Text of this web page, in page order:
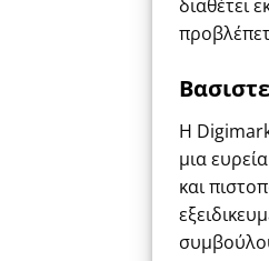
διαθέτει
Η
μια
και